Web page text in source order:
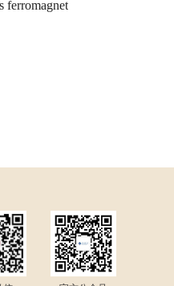
ferromagnet